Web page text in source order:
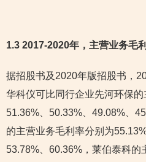
1.3 2017-2020年，主营业务毛
据招股书及2020年版招股书，
华科仪可比同行企业先河环保
51.36%、50.33%、49.08%、
的主营业务毛利率分别为
53.78%、60.36%，莱伯泰科的